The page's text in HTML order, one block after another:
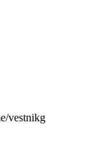
vestnikg